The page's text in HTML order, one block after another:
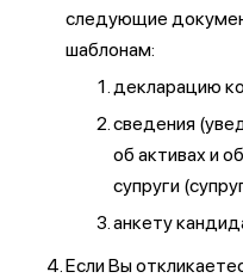
следующие
шаблонам:
декларацию
сведения
об активах и
супруги
анкету
Если Вы